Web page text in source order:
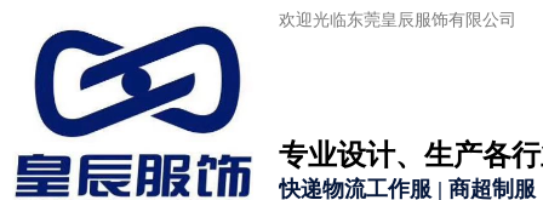
欢迎光临东莞皇辰服饰有限公司
专业设计、生产各
快递物流工作服 | 商超制